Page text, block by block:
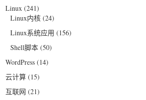
Linux (241)
Linux内核 (24)
Linux系统应用 (156)
Shell脚本 (50)
WordPress (14)
云计算 (15)
互联网 (21)